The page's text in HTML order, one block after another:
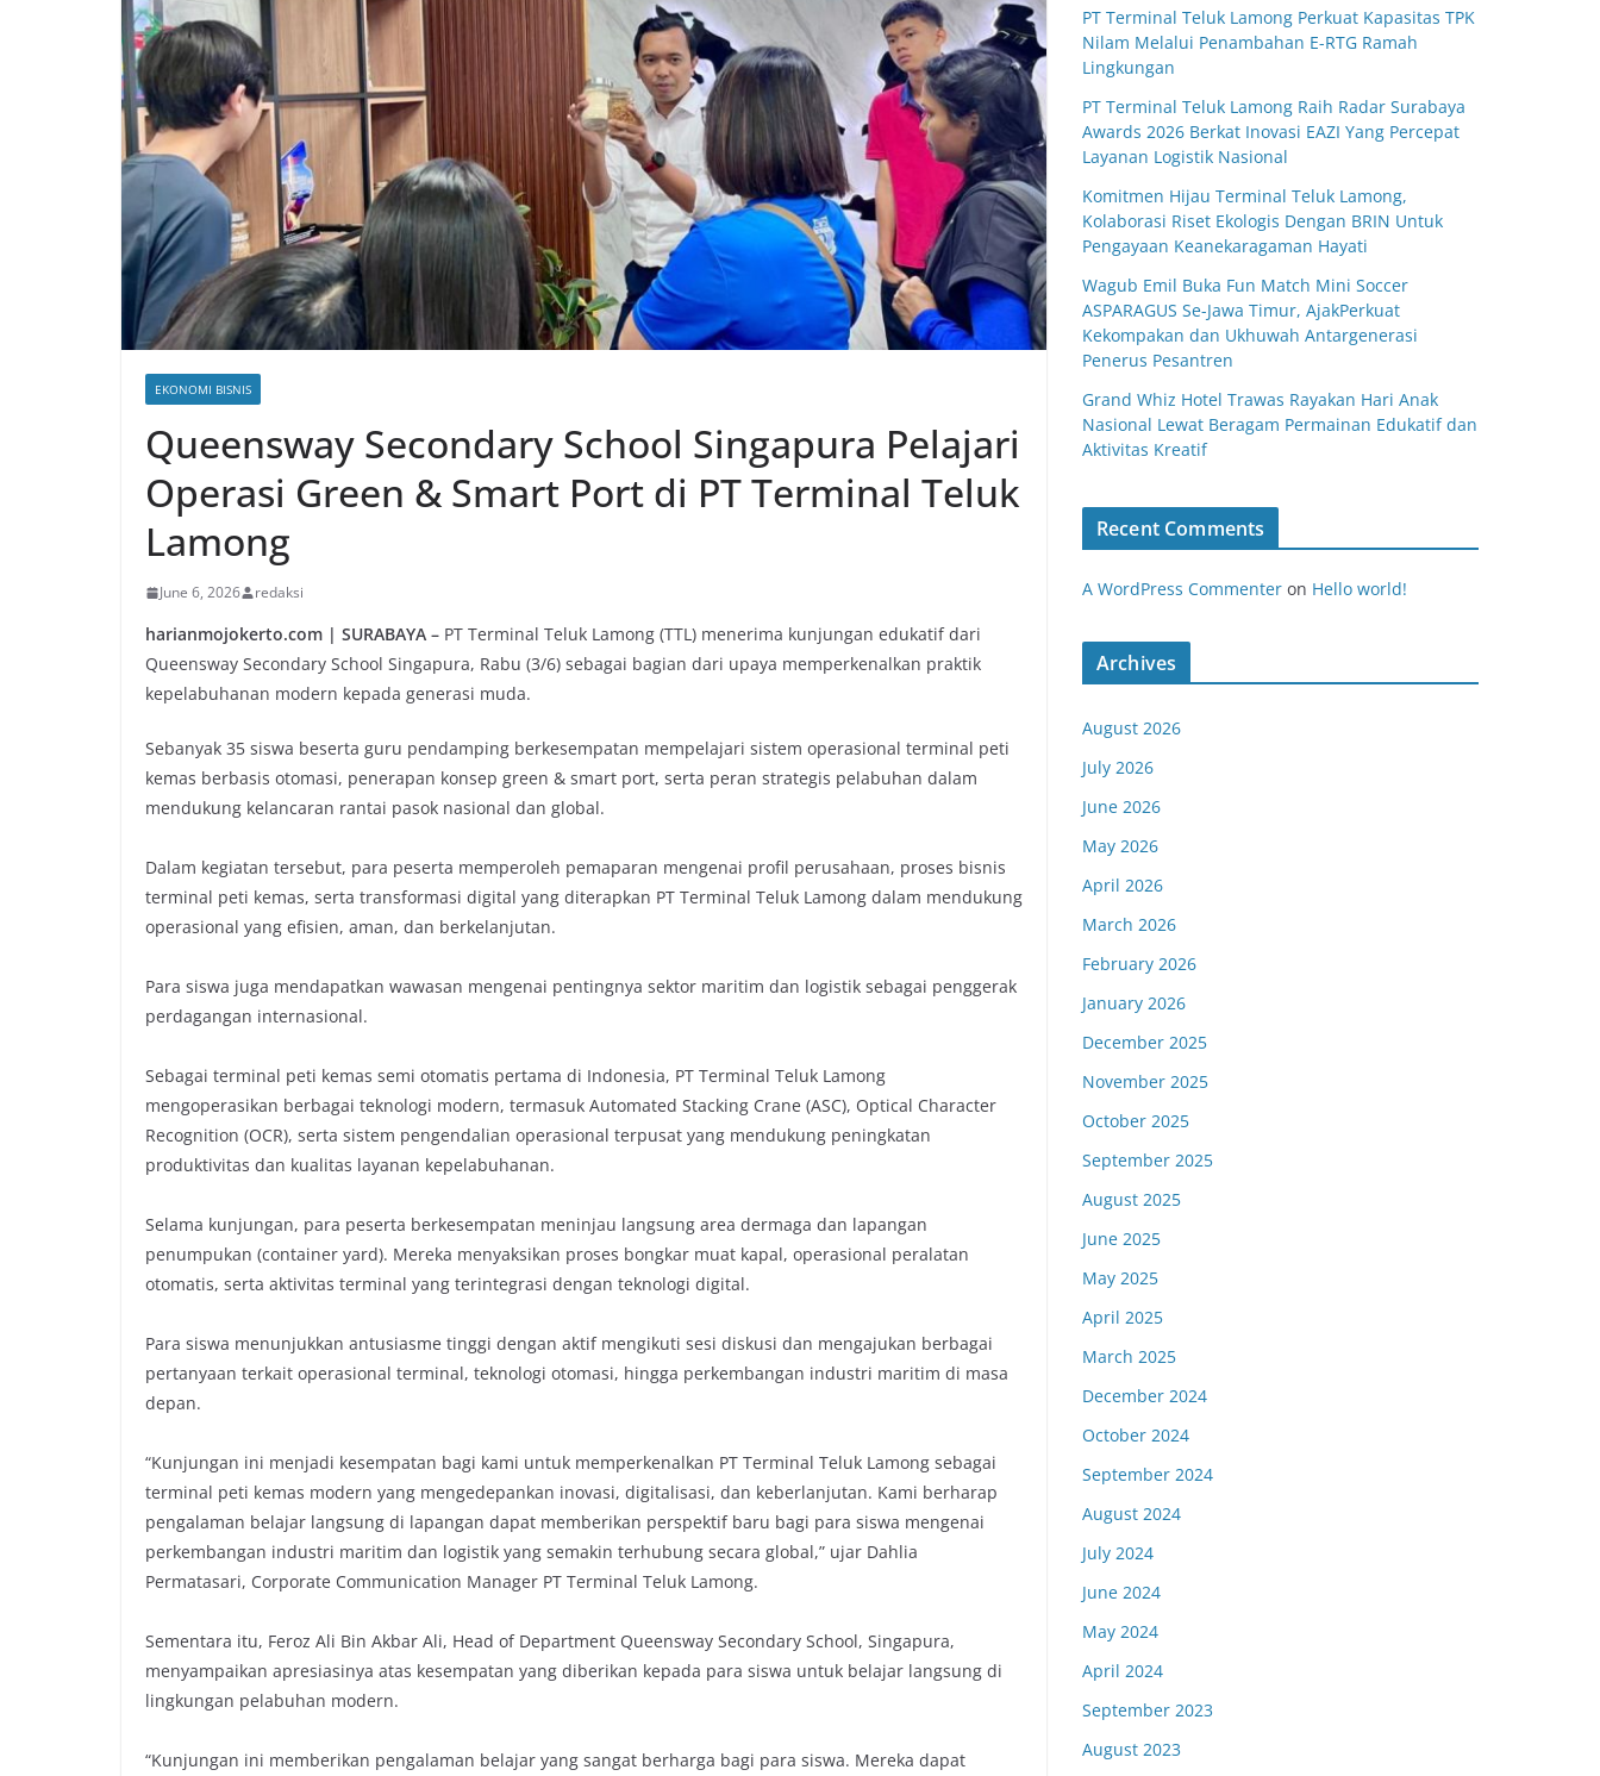
EKONOMI BISNIS
Queensway Secondary School Singapura Pelajari
Operasi Green & Smart Port di PT Terminal Teluk
Lamong
June 6, 2026 redaksi
harianmojokerto.com | SURABAYA – PT Terminal Teluk Lamong (TTL) menerima kunjungan edukatif dari
Queensway Secondary School Singapura, Rabu (3/6) sebagai bagian dari upaya memperkenalkan praktik
kepelabuhanan modern kepada generasi muda.
Sebanyak 35 siswa beserta guru pendamping berkesempatan mempelajari sistem operasional terminal peti
kemas berbasis otomasi, penerapan konsep green & smart port, serta peran strategis pelabuhan dalam
mendukung kelancaran rantai pasok nasional dan global.
Dalam kegiatan tersebut, para peserta memperoleh pemaparan mengenai profil perusahaan, proses bisnis
terminal peti kemas, serta transformasi digital yang diterapkan PT Terminal Teluk Lamong dalam mendukung
operasional yang efisien, aman, dan berkelanjutan.
Para siswa juga mendapatkan wawasan mengenai pentingnya sektor maritim dan logistik sebagai penggerak
perdagangan internasional.
Sebagai terminal peti kemas semi otomatis pertama di Indonesia, PT Terminal Teluk Lamong
mengoperasikan berbagai teknologi modern, termasuk Automated Stacking Crane (ASC), Optical Character
Recognition (OCR), serta sistem pengendalian operasional terpusat yang mendukung peningkatan
produktivitas dan kualitas layanan kepelabuhanan.
Selama kunjungan, para peserta berkesempatan meninjau langsung area dermaga dan lapangan
penumpukan (container yard). Mereka menyaksikan proses bongkar muat kapal, operasional peralatan
otomatis, serta aktivitas terminal yang terintegrasi dengan teknologi digital.
Para siswa menunjukkan antusiasme tinggi dengan aktif mengikuti sesi diskusi dan mengajukan berbagai
pertanyaan terkait operasional terminal, teknologi otomasi, hingga perkembangan industri maritim di masa
depan.
“Kunjungan ini menjadi kesempatan bagi kami untuk memperkenalkan PT Terminal Teluk Lamong sebagai
terminal peti kemas modern yang mengedepankan inovasi, digitalisasi, dan keberlanjutan. Kami berharap
pengalaman belajar langsung di lapangan dapat memberikan perspektif baru bagi para siswa mengenai
perkembangan industri maritim dan logistik yang semakin terhubung secara global,” ujar Dahlia
Permatasari, Corporate Communication Manager PT Terminal Teluk Lamong.
Sementara itu, Feroz Ali Bin Akbar Ali, Head of Department Queensway Secondary School, Singapura,
menyampaikan apresiasinya atas kesempatan yang diberikan kepada para siswa untuk belajar langsung di
lingkungan pelabuhan modern.
“Kunjungan ini memberikan pengalaman belajar yang sangat berharga bagi para siswa. Mereka dapat
PT Terminal Teluk Lamong Perkuat Kapasitas TPK
Nilam Melalui Penambahan E-RTG Ramah
Lingkungan
PT Terminal Teluk Lamong Raih Radar Surabaya
Awards 2026 Berkat Inovasi EAZI Yang Percepat
Layanan Logistik Nasional
Komitmen Hijau Terminal Teluk Lamong,
Kolaborasi Riset Ekologis Dengan BRIN Untuk
Pengayaan Keanekaragaman Hayati
Wagub Emil Buka Fun Match Mini Soccer
ASPARAGUS Se-Jawa Timur, AjakPerkuat
Kekompakan dan Ukhuwah Antargenerasi
Penerus Pesantren
Grand Whiz Hotel Trawas Rayakan Hari Anak
Nasional Lewat Beragam Permainan Edukatif dan
Aktivitas Kreatif
Recent Comments
A WordPress Commenter on Hello world!
Archives
August 2026
July 2026
June 2026
May 2026
April 2026
March 2026
February 2026
January 2026
December 2025
November 2025
October 2025
September 2025
August 2025
June 2025
May 2025
April 2025
March 2025
December 2024
October 2024
September 2024
August 2024
July 2024
June 2024
May 2024
April 2024
September 2023
August 2023